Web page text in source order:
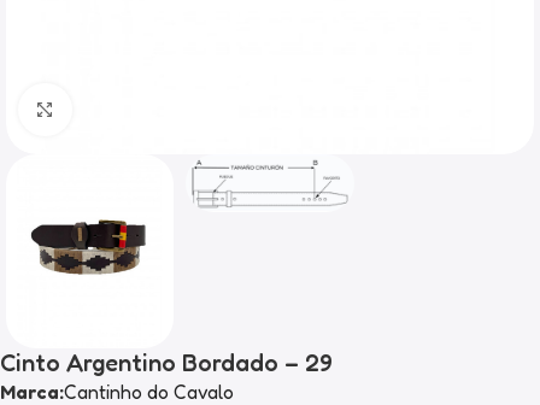
Cinto Argentino Bordado – 29
Marca:Cantinho do Cavalo